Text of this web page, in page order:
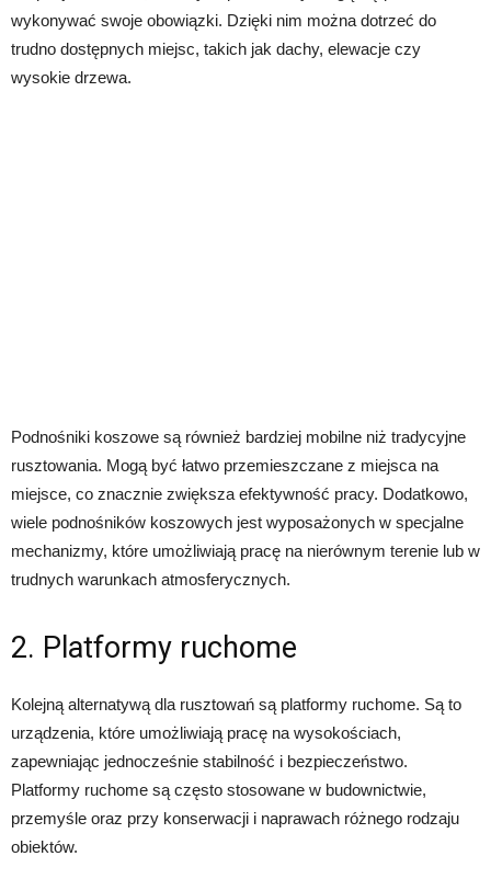
wykonywać swoje obowiązki. Dzięki nim można dotrzeć do
trudno dostępnych miejsc, takich jak dachy, elewacje czy
wysokie drzewa.
Podnośniki koszowe są również bardziej mobilne niż tradycyjne
rusztowania. Mogą być łatwo przemieszczane z miejsca na
miejsce, co znacznie zwiększa efektywność pracy. Dodatkowo,
wiele podnośników koszowych jest wyposażonych w specjalne
mechanizmy, które umożliwiają pracę na nierównym terenie lub w
trudnych warunkach atmosferycznych.
2. Platformy ruchome
Kolejną alternatywą dla rusztowań są platformy ruchome. Są to
urządzenia, które umożliwiają pracę na wysokościach,
zapewniając jednocześnie stabilność i bezpieczeństwo.
Platformy ruchome są często stosowane w budownictwie,
przemyśle oraz przy konserwacji i naprawach różnego rodzaju
obiektów.